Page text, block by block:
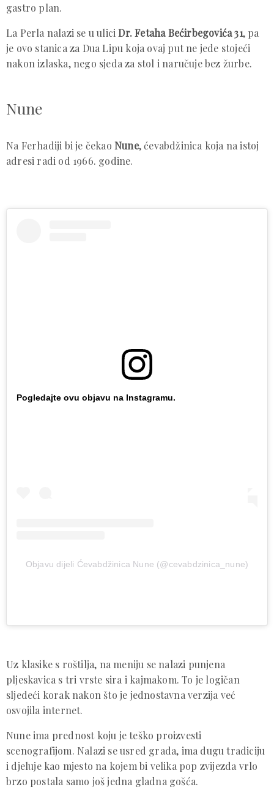
gastro plan.
La Perla nalazi se u uliciDr. Fetaha Bećirbegovića 31, pa
je ovo stanica za Dua Lipu koja ovaj put ne jede stojeći
nakon izlaska, nego sjeda za stol i naručuje bez žurbe.
Nune
Na Ferhadiji bi je čekao Nune, ćevabdžinica koja na istoj
adresi radi od 1966. godine.
Pogledajte ovu objavu na Instagramu.
Objavu dijeli Ćevabdžinica Nune (@cevabdzinica_nune)
Uz klasike s roštilja, na meniju se nalazi punjena
pljeskavica s tri vrste sira i kajmakom. To je logičan
sljedeći korak nakon što je jednostavna verzija već
osvojila internet.
Nune ima prednost koju je teško proizvesti
scenografijom. Nalazi se usred grada, ima dugu tradiciju
i djeluje kao mjesto na kojem bi velika pop zvijezda vrlo
brzo postala samo još jedna gladna gošća.